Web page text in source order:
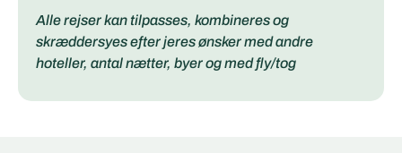
Alle rejser kan tilpasses, kombineres og
skræddersyes efter jeres ønsker med andre
hoteller, antal nætter, byer og med fly/tog